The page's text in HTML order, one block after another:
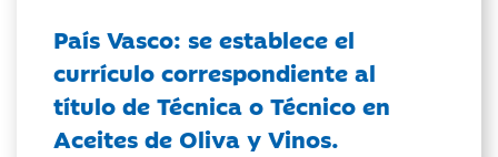
País Vasco: se establece el
currículo correspondiente al
título de Técnica o Técnico en
Aceites de Oliva y Vinos.